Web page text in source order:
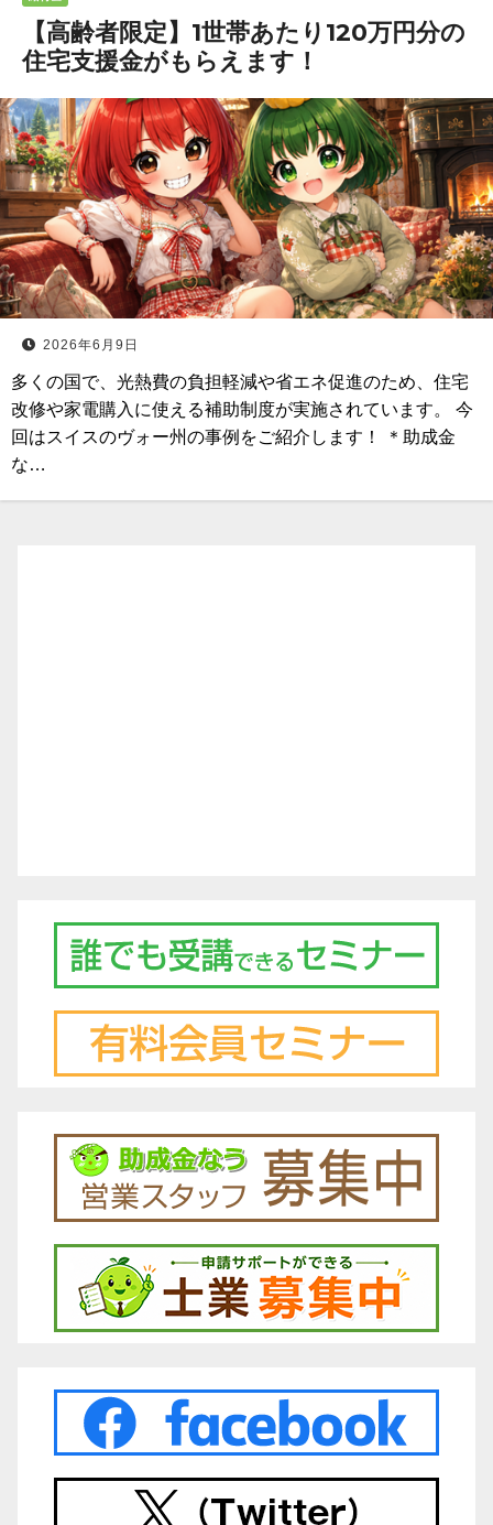
【高齢者限定】1世帯あたり120万円分の
住宅支援金がもらえます！
2026年6月9日
多くの国で、光熱費の負担軽減や省エネ促進のため、住宅
改修や家電購入に使える補助制度が実施されています。 今
回はスイスのヴォー州の事例をご紹介します！ ＊助成金
な…